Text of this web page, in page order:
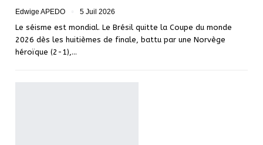
Edwige APEDO 5 Juil 2026
Le séisme est mondial. Le Brésil quitte la Coupe du monde
2026 dès les huitièmes de finale, battu par une Norvège
héroïque (2-1),…